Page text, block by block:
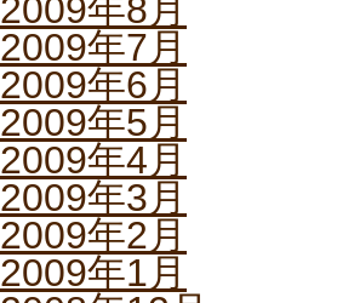
2009年8月
2009年7月
2009年6月
2009年5月
2009年4月
2009年3月
2009年2月
2009年1月